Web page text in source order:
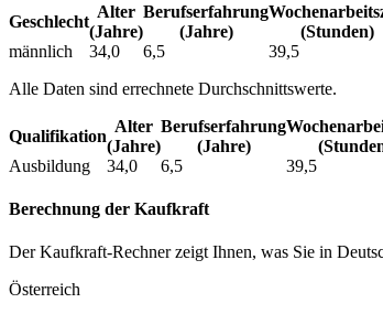
Geschlecht
Alter
(Jahre)
Berufs­erfahrung
(Jahre)
(Stunden)
männlich
34,0 6,5 39,5
Alle Daten sind errechnete Durchschnittswerte.
Qualifikation
Alter
(Jahre)
Berufs­erfahrung
(Jahre)
Ausbildung
34,0 6,5 39,5
Berechnung der Kaufkraft
Der Kaufkraft-Rechner zeigt Ihnen, was Sie in
Österreich